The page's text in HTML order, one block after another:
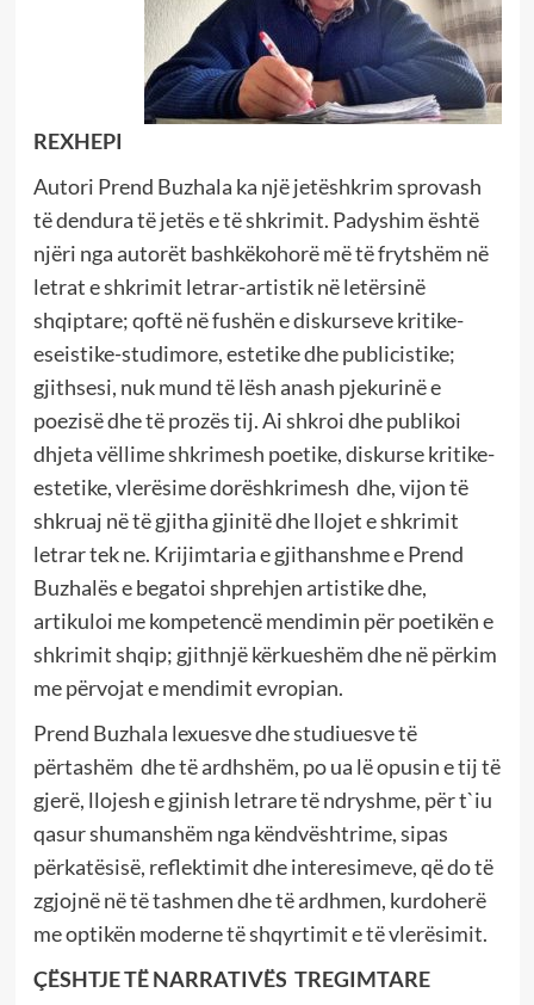
REXHEPI
Autori Prend Buzhala ka një jetëshkrim sprovash
të dendura të jetës e të shkrimit. Padyshim është
njëri nga autorët bashkëkohorë më të frytshëm në
letrat e shkrimit letrar-artistik në letërsinë
shqiptare; qoftë në fushën e diskurseve kritike-
eseistike-studimore, estetike dhe publicistike;
gjithsesi, nuk mund të lësh anash pjekurinë e
poezisë dhe të prozës tij. Ai shkroi dhe publikoi
dhjeta vëllime shkrimesh poetike, diskurse kritike-
estetike, vlerësime dorëshkrimesh dhe, vijon të
shkruaj në të gjitha gjinitë dhe llojet e shkrimit
letrar tek ne. Krijimtaria e gjithanshme e Prend
Buzhalës e begatoi shprehjen artistike dhe,
artikuloi me kompetencë mendimin për poetikën e
shkrimit shqip; gjithnjë kërkueshëm dhe në përkim
me përvojat e mendimit evropian.
Prend Buzhala lexuesve dhe studiuesve të
përtashëm dhe të ardhshëm, po ua lë opusin e tij të
gjerë, llojesh e gjinish letrare të ndryshme, për t`iu
qasur shumanshëm nga këndvështrime, sipas
përkatësisë, reflektimit dhe interesimeve, që do të
zgjojnë në të tashmen dhe të ardhmen, kurdoherë
me optikën moderne të shqyrtimit e të vlerësimit.
ÇËSHTJE TË NARRATIVËS TREGIMTARE